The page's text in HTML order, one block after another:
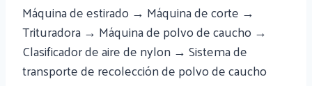
Máquina de estirado → Máquina de corte →
Trituradora → Máquina de polvo de caucho →
Clasificador de aire de nylon → Sistema de
transporte de recolección de polvo de caucho